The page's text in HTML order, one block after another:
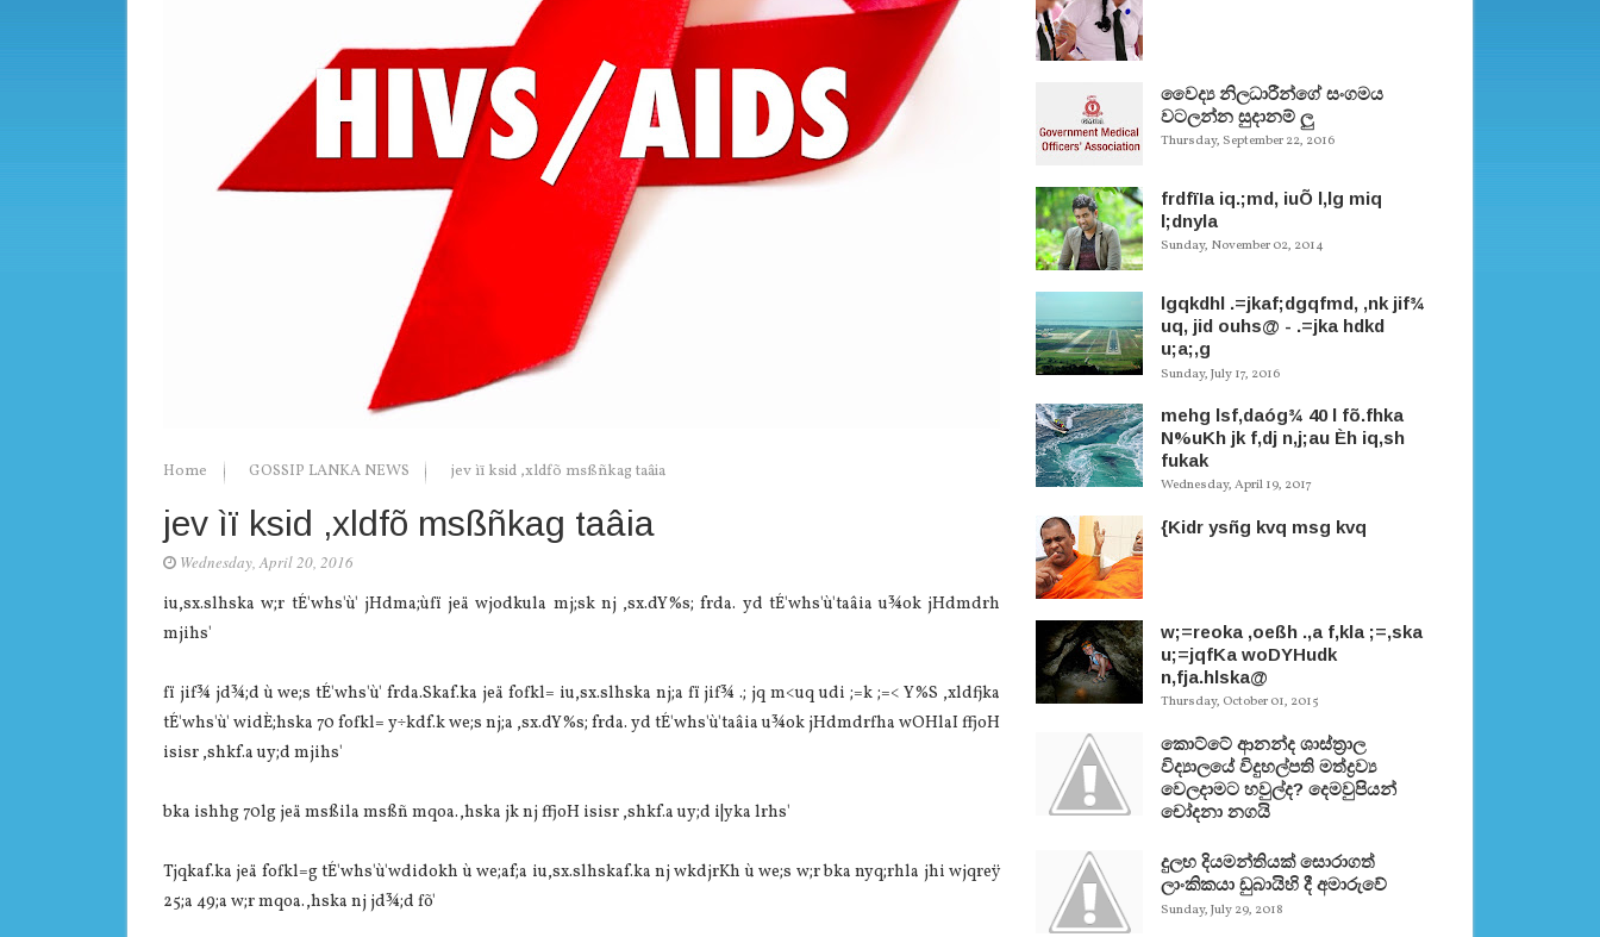
Home GOSSIP LANKA NEWS jev ìï ksid ,xldfõ msßñkag taâia
jev ìï ksid ,xldfõ msßñkag taâia
Wednesday, April 20, 2016
iu,sx.slhska w;r tÉ'whs'ù' jHdma;ùfï jeä wjodkula mj;sk nj ,sx.dY%s; frda. yd tÉ'whs'ù'taâia u¾ok jHdmdrh
mjihs'
fï jif¾ jd¾;d ù we;s tÉ'whs'ù' frda.Skaf.ka jeä fofkl= iu,sx.slhska nj;a fï jif¾ .; jq m<uq udi ;=k ;=< Y%S ,xldfjka
tÉ'whs'ù' widÈ;hska 70 fofkl= y÷kdf.k we;s nj;a ,sx.dY%s; frda. yd tÉ'whs'ù'taâia u¾ok jHdmdrfha wOHlaI ffjoH
isisr ,shkf.a uy;d mjihs'
bka ishhg 70lg jeä msßila msßñ mqoa.,hska jk nj ffjoH isisr ,shkf.a uy;d i|yka lrhs'
Tjqkaf.ka jeä fofkl=g tÉ'whs'ù'wdidokh ù we;af;a iu,sx.slhskaf.ka nj wkdjrKh ù we;s w;r bka nyq;rhla jhi wjqreÿ
25;a 49;a w;r mqoa.,hska nj jd¾;d fõ'
වෛද්‍ය නිලධාරීන්ගේ සංගමය
වටලන්න සුදානම් ලු
Thursday, September 22, 2016
frdfïIa iq.;md, iuÕ l,lg miq
l;dnyla
Sunday, November 02, 2014
lgqkdhl .=jkaf;dgqfmd, ,nk jif¾
uq, jid ouhs@ - .=jka hdkd
u;a;,g
Sunday, July 17, 2016
mehg lsf,daóg¾ 40 l fõ.fhka
N%uKh jk f,dj n,j;au Èh iq,sh
fukak
Wednesday, April 19, 2017
{Kidr ysñg kvq msg kvq
w;=reoka ,oeßh .,a f,kla ;=,ska
u;=jqfKa woDYHudk
n,fja.hlska@
Thursday, October 01, 2015
කොට්ටේ ආනන්ද ශාස්ත‍්‍රාල
විද්‍යාලයේ විදුහල්පති මත්ද්‍රව්‍ය
වෙලදාමට හවුල්ද? දෙමවුපියන්
චෝදනා නගයි
දුලභ දියමන්තියක් සොරාගත්
ලාංකිකයා ඩුබායිහි දී අමාරුවේ
Sunday, July 29, 2018